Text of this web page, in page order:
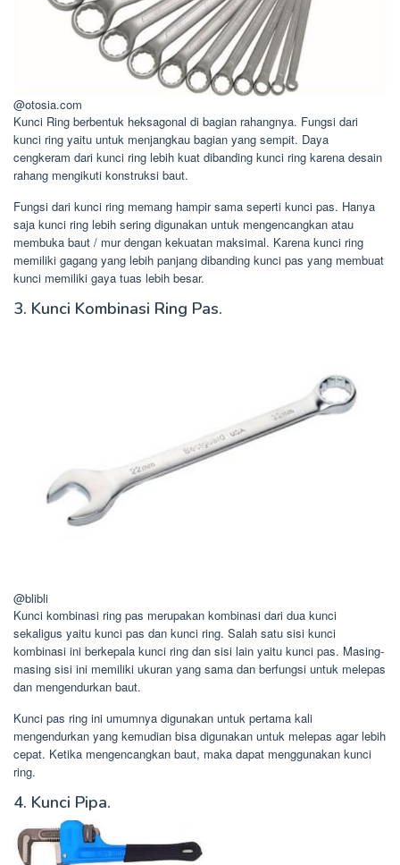
@otosia.com
Kunci Ring berbentuk heksagonal di bagian rahangnya. Fungsi dari
kunci ring yaitu untuk menjangkau bagian yang sempit. Daya
cengkeram dari kunci ring lebih kuat dibanding kunci ring karena desain
rahang mengikuti konstruksi baut.
Fungsi dari kunci ring memang hampir sama seperti kunci pas. Hanya
saja kunci ring lebih sering digunakan untuk mengencangkan atau
membuka baut / mur dengan kekuatan maksimal. Karena kunci ring
memiliki gagang yang lebih panjang dibanding kunci pas yang membuat
kunci memiliki gaya tuas lebih besar.
3. Kunci Kombinasi Ring Pas.
@blibli
Kunci kombinasi ring pas merupakan kombinasi dari dua kunci
sekaligus yaitu kunci pas dan kunci ring. Salah satu sisi kunci
kombinasi ini berkepala kunci ring dan sisi lain yaitu kunci pas. Masing-
masing sisi ini memiliki ukuran yang sama dan berfungsi untuk melepas
dan mengendurkan baut.
Kunci pas ring ini umumnya digunakan untuk pertama kali
mengendurkan yang kemudian bisa digunakan untuk melepas agar lebih
cepat. Ketika mengencangkan baut, maka dapat menggunakan kunci
ring.
4. Kunci Pipa.